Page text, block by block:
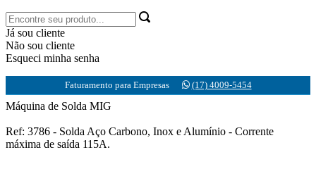
Já sou cliente
Não sou cliente
Esqueci minha senha
Faturamento para Empresas (17) 4009-5454
Máquina de Solda MIG
Ref: 3786 - Solda Aço Carbono, Inox e Alumínio - Corrente
máxima de saída 115A.